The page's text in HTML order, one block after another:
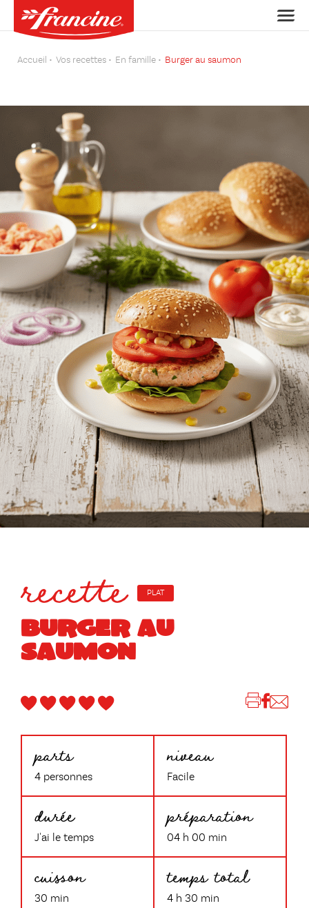
Accueil Vos recettes En famille Burger au saumon
recette PLAT
BURGER AU
SAUMON
parts
4 personnes
niveau
Facile
durée
J'ai le temps
préparation
04 h 00 min
cuisson
30 min
temps total
4 h 30 min